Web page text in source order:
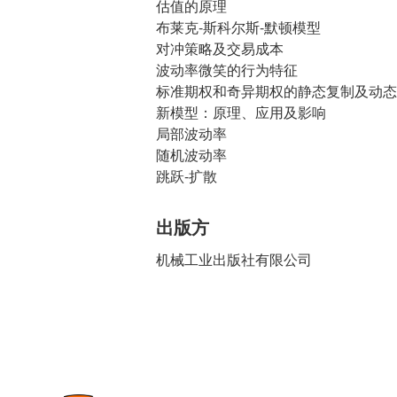
估值的原理
布莱克-斯科尔斯-默顿模型
对冲策略及交易成本
波动率微笑的行为特征
标准期权和奇异期权的静态复制及动
新模型：原理、应用及影响
局部波动率
随机波动率
跳跃-扩散
出版方
机械工业出版社有限公司